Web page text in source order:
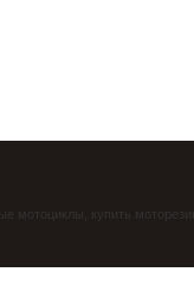
мотоциклы, купить